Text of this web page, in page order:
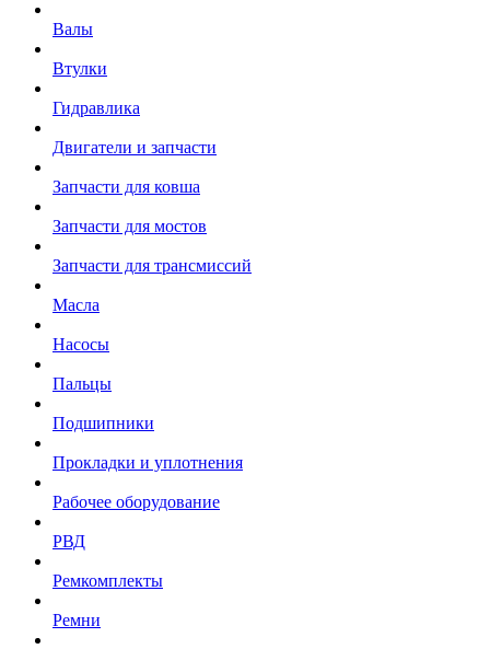
Валы
Втулки
Гидравлика
Двигатели и запчасти
Запчасти для ковша
Запчасти для мостов
Запчасти для трансмиссий
Масла
Насосы
Пальцы
Подшипники
Прокладки и уплотнения
Рабочее оборудование
РВД
Ремкомплекты
Ремни